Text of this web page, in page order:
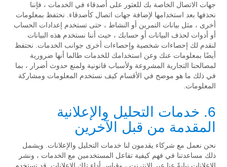
جهات الاتصال الخاصة بك للعثور على أصدقاء في الخدمات ، فإننا
نحذفها بعد استخدامها لإضافة جهات اتصال كأصدقاء. نحتفظ بمعلومات
أخرى ، مثل بيانات التمرين أو النشاط ، حتى تستخدم إعدادات الحساب
أو أدوات لحذف البيانات أو حسابك ، حيث أننا نستخدم هذه البيانات
لنقدم لك إحصاءات شخصية وإحصاءات أخرى جوانب الخدمات. نحتفظ
أيضًا بمعلومات عنك وعن استخدامك للخدمات طالما أنها ضرورية
لمصالحنا التجارية المشروعة ولأسباب قانونية ولمنع حدوث أضرار ، بما
في ذلك ما هو موضح في الأقسام كيف نستخدم المعلومات ومشاركة
المعلومات.
6. خدمات التحليل والإعلانية
المقدمة من قبل الآخرين
نحن نعمل مع شركاء يقدمون لنا خدمات التحليل والإعلانات. ويشمل
ذلك مساعدتنا في فهم كيفية تفاعل المستخدمين مع الخدمات ، ونشر